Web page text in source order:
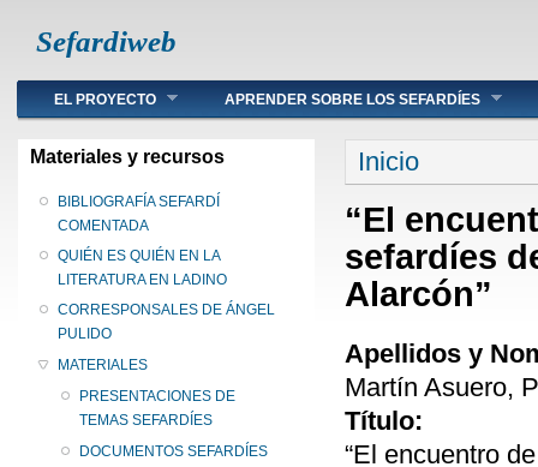
Sefardiweb
Main menu
EL PROYECTO APRENDER SOBRE LOS SEFARDÍES
Materiales y recursos
BIBLIOGRAFÍA SEFARDÍ
COMENTADA
QUIÉN ES QUIÉN EN LA
LITERATURA EN LADINO
CORRESPONSALES DE ÁNGEL
PULIDO
MATERIALES
PRESENTACIONES DE
TEMAS SEFARDÍES
DOCUMENTOS SEFARDÍES
Se encuentra
Inicio
“El
sefardíes
Alarcón”
Apellidos y
Martín Asuero,
Título:
“El encuentro